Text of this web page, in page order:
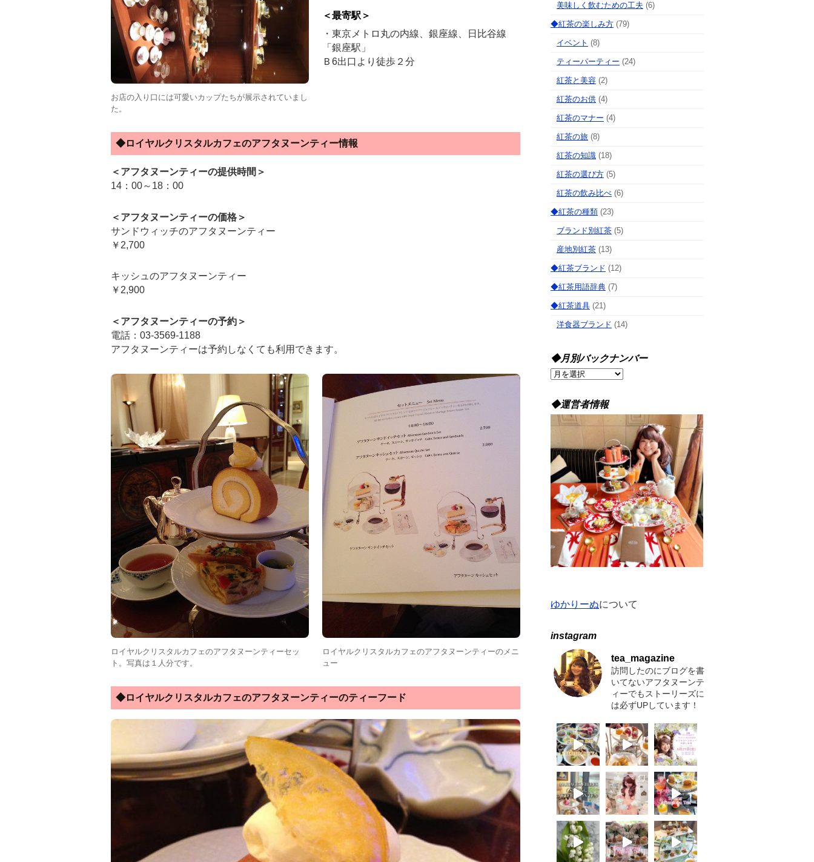
お店の入り口には可愛いカップたちが展示されていまし
た。
＜最寄駅＞
・東京メトロ丸の内線、銀座線、日比谷線
「銀座駅」
Ｂ6出口より徒歩２分
◆ロイヤルクリスタルカフェのアフタヌーンティー情報
＜アフタヌーンティーの提供時間＞
14：00～18：00
＜アフタヌーンティーの価格＞
サンドウィッチのアフタヌーンティー
￥2,700
キッシュのアフタヌーンティー
￥2,900
＜アフタヌーンティーの予約＞
電話：03-3569-1188
アフタヌーンティーは予約しなくても利用できます。
ロイヤルクリスタルカフェのアフタヌーンティーセッ
ト。写真は１人分です。
ロイヤルクリスタルカフェのアフタヌーンティーのメニ
ュー
◆ロイヤルクリスタルカフェのアフタヌーンティーのティーフード
美味しく飲むための工夫 (6)
◆紅茶の楽しみ方 (79)
イベント (8)
ティーパーティー (24)
紅茶と美容 (2)
紅茶のお供 (4)
紅茶のマナー (4)
紅茶の旅 (8)
紅茶の知識 (18)
紅茶の選び方 (5)
紅茶の飲み比べ (6)
◆紅茶の種類 (23)
ブランド別紅茶 (5)
産地別紅茶 (13)
◆紅茶ブランド (12)
◆紅茶用語辞典 (7)
◆紅茶道具 (21)
洋食器ブランド (14)
◆月別バックナンバー
◆
別
バ
ッ
ン
バ
ー
◆運営者情報
ゆかりーぬについて
instagram
tea_magazine
訪問したのにブログを書
いてないアフタヌーンテ
ィーでもストーリーズに
は必ずUPしています！